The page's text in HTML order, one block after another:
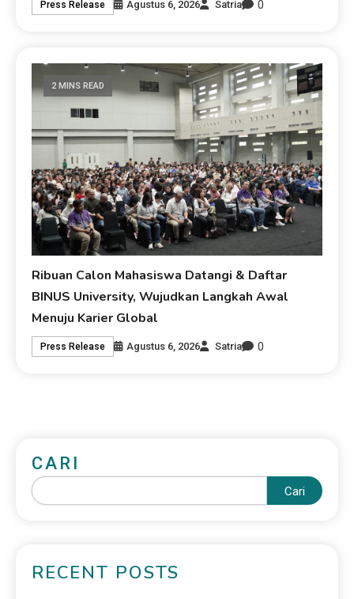
Press Release Agustus 6, 2026 Satria 0
2 MINS READ
Ribuan Calon Mahasiswa Datangi & Daftar
BINUS University, Wujudkan Langkah Awal
Menuju Karier Global
Press Release Agustus 6, 2026 Satria 0
CARI
Cari
RECENT POSTS